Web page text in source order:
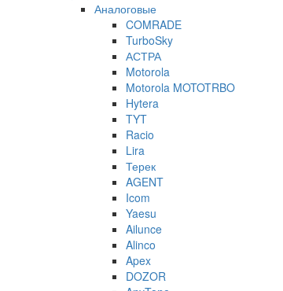
Аналоговые
COMRADE
TurboSky
АСТРА
Motorola
Motorola MOTOTRBO
Hytera
TYT
Racio
Lira
Терек
AGENT
Icom
Yaesu
Ailunce
Alinco
Apex
DOZOR